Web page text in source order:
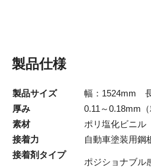
製品仕様
製品サイズ
幅：1524mm
厚み
0.11～0.18mm（
素材
ポリ塩化ビニル
接着力
自動車塗装用鋼
接着剤タイプ
ポジショナブル